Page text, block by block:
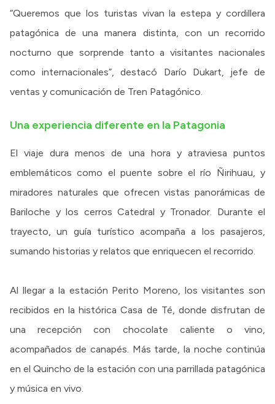
“Queremos que los turistas vivan la estepa y cordillera
patagónica de una manera distinta, con un recorrido
nocturno que sorprende tanto a visitantes nacionales
como internacionales”, destacó Darío Dukart, jefe de
ventas y comunicación de Tren Patagónico.
Una experiencia diferente en la Patagonia
El viaje dura menos de una hora y atraviesa puntos
emblemáticos como el puente sobre el río Ñirihuau, y
miradores naturales que ofrecen vistas panorámicas de
Bariloche y los cerros Catedral y Tronador. Durante el
trayecto, un guía turístico acompaña a los pasajeros,
sumando historias y relatos que enriquecen el recorrido.
Al llegar a la estación Perito Moreno, los visitantes son
recibidos en la histórica Casa de Té, donde disfrutan de
una recepción con chocolate caliente o vino,
acompañados de canapés. Más tarde, la noche continúa
en el Quincho de la estación con una parrillada patagónica
y música en vivo.